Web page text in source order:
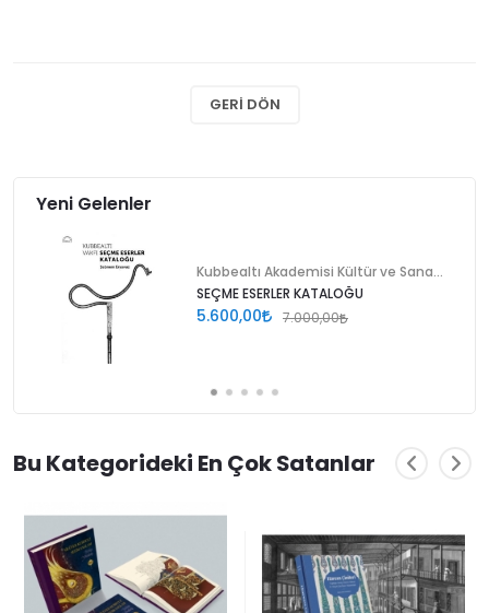
GERI DÖN
Yeni Gelenler
SEÇME ESERLER KATALOĞU
5.600,00 7.000,00
Bu Kategorideki En Çok Satanlar